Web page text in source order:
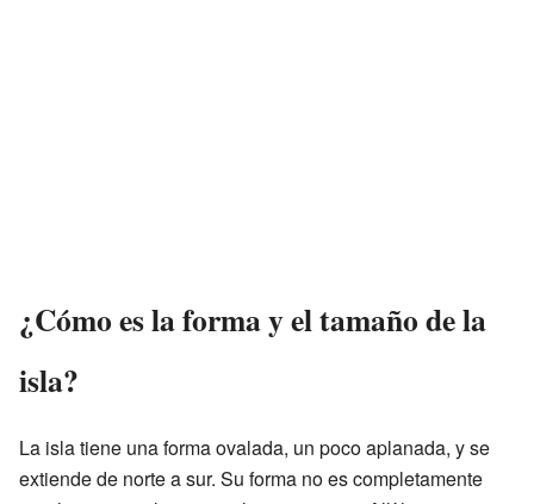
¿Cómo es la forma y el tamaño de la
isla?
La isla tiene una forma ovalada, un poco aplanada, y se
extiende de norte a sur. Su forma no es completamente